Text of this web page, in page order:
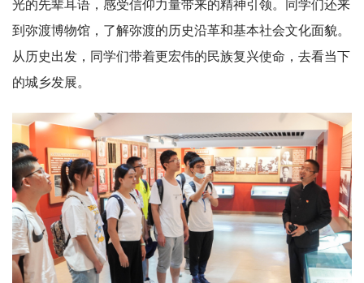
光的先辈耳语，感受信仰力量带来的精神引领。同学们还来
到弥渡博物馆，了解弥渡的历史沿革和基本社会文化面貌。
从历史出发，同学们带着更宏伟的民族复兴使命，去看当下
的城乡发展。